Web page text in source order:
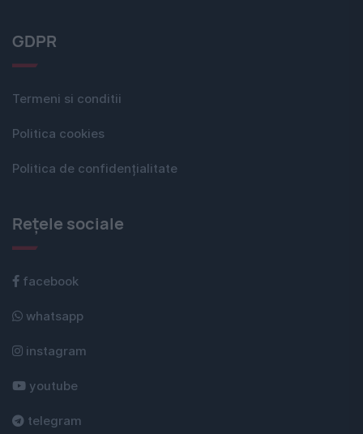
GDPR
Termeni si conditii
Politica cookies
Politica de confidențialitate
Rețele sociale
facebook
whatsapp
instagram
youtube
telegram